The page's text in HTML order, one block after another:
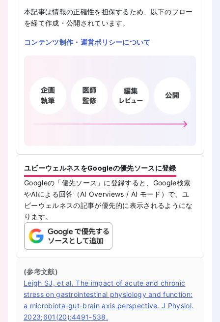
本記事は情報の正確性を担保するため、以下のフロー
を経て作成・公開されています。
コンテンツ制作・運営ポリシーについて
ユビーウェルネスをGoogleの優先ソースに登録
Googleの「優先ソース」に登録すると、Google検索
やAIによる回答（AI Overviews / AI モード）で、ユ
ビーウェルネスの記事が優先的に表示されるようにな
ります。
(参考文献)
Leigh SJ, et al. The impact of acute and chronic
stress on gastrointestinal physiology and function:
a microbiota-gut-brain axis perspective. J Physiol.
2023;601(20):4491-538.